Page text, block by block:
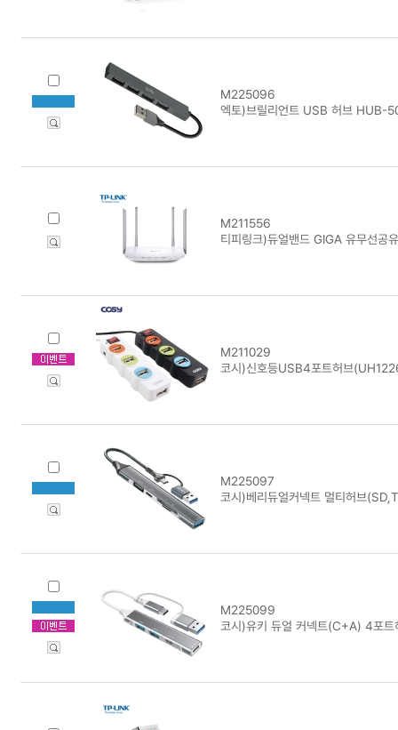
M225096
엑토)브릴리언트 USB 허브 HUB-
M211556
티피링크)듀얼밴드 GIGA 유무선
M211029
코시)신호등USB4포트허브
M225097
코시)베리듀얼커넥트 멀티허브
M225099
코시)유키 듀얼 커넥트(C+A) 4포